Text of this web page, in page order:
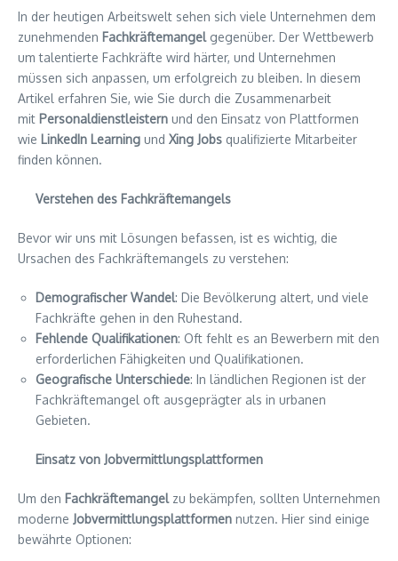
In der heutigen Arbeitswelt sehen sich viele Unternehmen dem
zunehmenden Fachkräftemangelgegenüber. Der Wettbewerb
um talentierte Fachkräfte wird härter, und Unternehmen
müssen sich anpassen, um erfolgreich zu bleiben. In diesem
Artikel erfahren Sie, wie Sie durch die Zusammenarbeit
mit Personaldienstleistern und den Einsatz von Plattformen
wie LinkedIn Learning und Xing Jobs qualifizierte Mitarbeiter
finden können.
Verstehen des Fachkräftemangels
Bevor wir uns mit Lösungen befassen, ist es wichtig, die
Ursachen des Fachkräftemangels zu verstehen:
Demografischer Wandel: Die Bevölkerung altert, und viele
Fachkräfte gehen in den Ruhestand.
Fehlende Qualifikationen: Oft fehlt es an Bewerbern mit den
erforderlichen Fähigkeiten und Qualifikationen.
Geografische Unterschiede: In ländlichen Regionen ist der
Fachkräftemangel oft ausgeprägter als in urbanen
Gebieten.
Einsatz von Jobvermittlungsplattformen
Um den Fachkräftemangelzu bekämpfen, sollten Unternehmen
moderne Jobvermittlungsplattformen nutzen. Hier sind einige
bewährte Optionen: